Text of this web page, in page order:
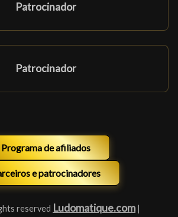
Patrocinador
Patrocinador
Programa de afiliados
e patrocinadores
reserved Ludomatique.com |